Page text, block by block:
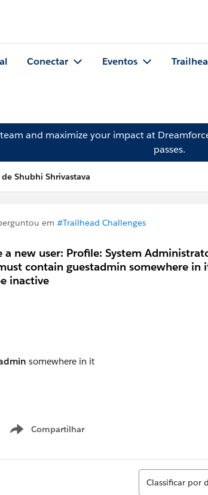
Conectar Eventos
and maximize your impact at
passes.
Shubhi Shrivastava
em #Trailhead Challenges
a new user: Profile: System
contain guestadmin somewhere in
inactive
somewhere in it
Compartilhar
Show menu
Classificar
Classificar por